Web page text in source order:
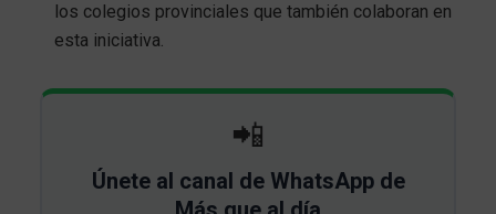
los colegios provinciales que también colaboran en
esta iniciativa.
📲
Únete al canal de WhatsApp de